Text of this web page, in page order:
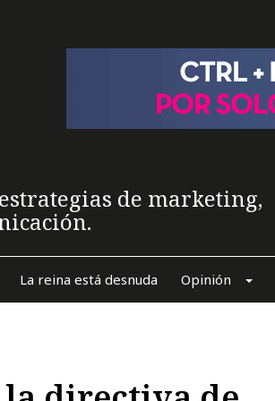
de marketing,
La reina está desnuda Opinión